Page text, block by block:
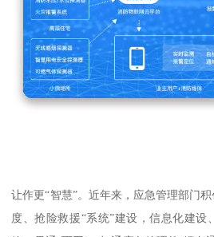
让作更“智慧”。近年来，应急管理部门
度、抢险救援“系统”建设，信息化建设